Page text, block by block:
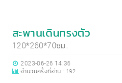
สะพานเดินทรงตัว
120*260*70ซม.
2023-06-26 14:36
จำนวนครั้งที่อ่าน : 192